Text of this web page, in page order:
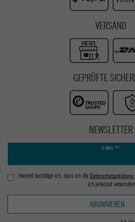
VERSAND
GEPRÜFTE
NEWSLETTER
E-MAIL **
Hiermit bestätige ich, dass ich die Daten­schutz­erklärung
ich jederzeit
ABONNIEREN